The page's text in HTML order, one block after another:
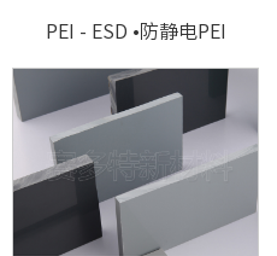
PEI - ESD •防静电PEI